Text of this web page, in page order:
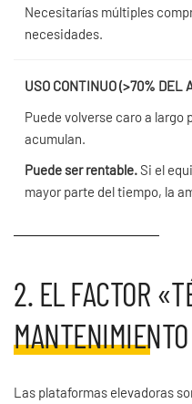
Necesitarías múltiples
necesidades.
USO CONTINUO (>70% DEL
Puede volverse caro a largo
acumulan.
Puede ser rentable.Si el
mayor parte del tiempo, la
2. EL FACTOR
Las plataformas elevadoras